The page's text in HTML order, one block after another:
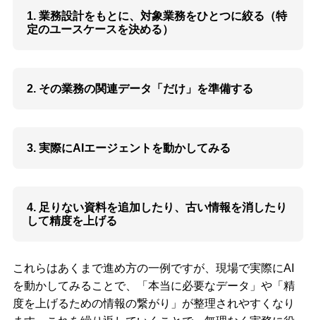
1. 業務設計をもとに、対象業務をひとつに絞る（特
定のユースケースを決める）
2. その業務の関連データ「だけ」を準備する
3. 実際にAIエージェントを動かしてみる
4. 足りない資料を追加したり、古い情報を消したり
して精度を上げる
これらはあくまで進め方の一例ですが、​​現場で実際にAI
を動かしてみることで、「本当に必要なデータ」や「精
度を上げるための情報の繋がり」が整理されやすくなり